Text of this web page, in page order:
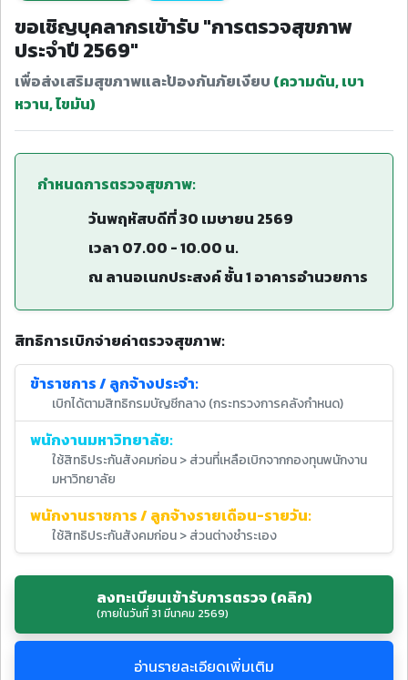
ขอเชิญบุคลากรเข้ารับ "การตรวจสุขภาพ
ประจำปี 2569"
เพื่อส่งเสริมสุขภาพและป้องกันภัยเงียบ (ความดัน, เบา
หวาน, ไขมัน)
กำหนดการตรวจสุขภาพ:
วันพฤหัสบดีที่ 30 เมษายน 2569
เวลา 07.00 - 10.00 น.
ณ ลานอเนกประสงค์ ชั้น 1 อาคารอำนวยการ
สิทธิการเบิกจ่ายค่าตรวจสุขภาพ:
ข้าราชการ / ลูกจ้างประจำ:
เบิกได้ตามสิทธิกรมบัญชีกลาง (กระทรวงการคลังกำหนด)
พนักงานมหาวิทยาลัย:
ใช้สิทธิประกันสังคมก่อน > ส่วนที่เหลือเบิกจากกองทุนพนักงาน
มหาวิทยาลัย
พนักงานราชการ / ลูกจ้างรายเดือน-รายวัน:
ใช้สิทธิประกันสังคมก่อน > ส่วนต่างชำระเอง
ลงทะเบียนเข้ารับการตรวจ (คลิก)
(ภายในวันที่ 31 มีนาคม 2569)
อ่านรายละเอียดเพิ่มเติม